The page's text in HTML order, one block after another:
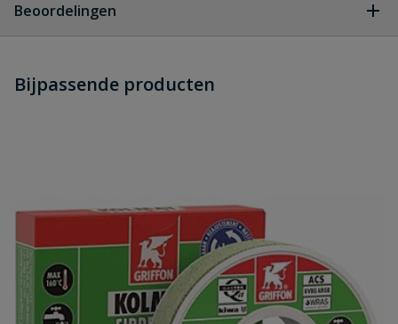
dit product?
Beoordelingen
Schrijf zelf een beoordeling
Naam
Bijpassende producten